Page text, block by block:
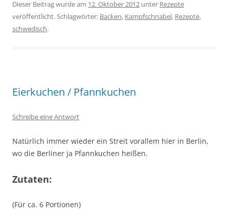
Dieser Beitrag wurde am 12. Oktober 2012 unter Rezepte
veröffentlicht. Schlagwörter: Backen, Kampfschnabel, Rezepte,
schwedisch.
Eierkuchen / Pfannkuchen
Schreibe eine Antwort
Natürlich immer wieder ein Streit vorallem hier in Berlin,
wo die Berliner ja Pfannkuchen heißen.
Zutaten:
(Für ca. 6 Portionen)